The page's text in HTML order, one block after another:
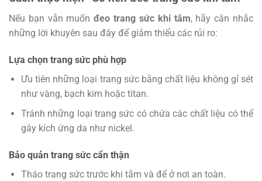
Nếu bạn vẫn muốnđeo trang sức khi tắm, hãy cân nhắc
những lời khuyên sau đây để giảm thiểu các rủi ro:
Lựa chọn trang sức phù hợp
Ưu tiên những loại trang sức bằng chất liệu không gỉ sét
như vàng, bạch kim hoặc titan.
Tránh những loại trang sức có chứa các chất liệu có thể
gây kích ứng da như nickel.
Bảo quản trang sức cẩn thận
Tháo trang sức trước khi tắm và để ở nơi an toàn.